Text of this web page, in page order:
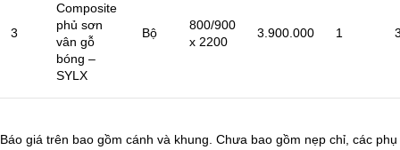
3
Composite
phủ sơn
vân gỗ
bóng –
SYLX
Bộ
800/900
x 2200
3.900.000 1
Báo giá trên bao gồm cánh và khung. Chưa bao gồm nẹp chỉ, các phụ